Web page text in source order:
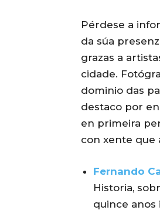
Pérdese a
da súa
grazas a
cidade.
dominio das
destaco por
en primeira
con xente que
Fernando
Historia,
quince anos